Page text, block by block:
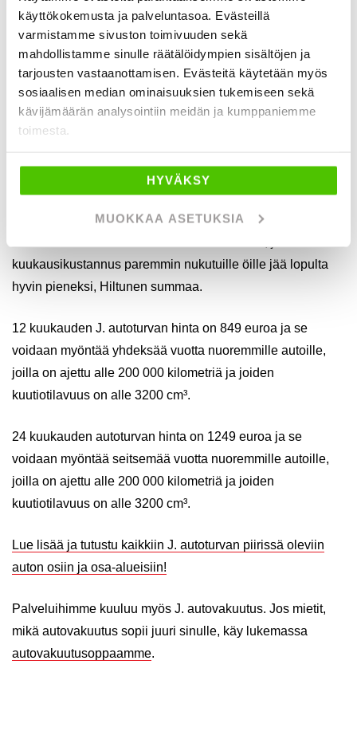
käyttökokemusta ja palveluntasoa. Evästeillä
varmistamme sivuston toimivuuden sekä
mahdollistamme sinulle räätälöidympien sisältöjen ja
tarjousten vastaanottamisen. Evästeitä käytetään myös
sosiaalisen median ominaisuuksien tukemiseen sekä
kävijämäärän analysointiin meidän ja kumppaniemme
toimesta.
HYVÄKSY
MUOKKAA ASETUKSIA
vaan asiakas voi huollattaa autonsa vaikkapa jo
Kuluista ei tarvitse vängätä eikä asiakkaan tarvitse nähdä
vaivaa, sillä korjaamo tekee vikadiagnoosin, laatii
paperityöt ja hoitaa laskutuksen eteenpäin.
avaamisesta ja vikakoodin lukemisesta saa pulittaa
helposti satasia. Tässä kohtaa J. autoturva on hyvin
nopeasti maksanut itsensä takaisin. Lisäturvan saa myös
kuukausikustannus paremmin nukutuille öille jää lopulta
hyvin pieneksi, Hiltunen summaa.
12 kuukauden J. autoturvan hinta on 849 euroa ja se
voidaan myöntää yhdeksää vuotta nuoremmille autoille,
joilla on ajettu alle 200 000 kilometriä ja joiden
kuutiotilavuus on alle 3200 cm³.
24 kuukauden autoturvan hinta on 1249 euroa ja se
voidaan myöntää seitsemää vuotta nuoremmille autoille,
joilla on ajettu alle 200 000 kilometriä ja joiden
kuutiotilavuus on alle 3200 cm³.
Lue lisää ja tutustu kaikkiin J. autoturvan piirissä oleviin
auton osiin ja osa-alueisiin!
Palveluihimme kuuluu myös J. autovakuutus. Jos mietit,
mikä autovakuutus sopii juuri sinulle, käy lukemassa
autovakuutusoppaamme.